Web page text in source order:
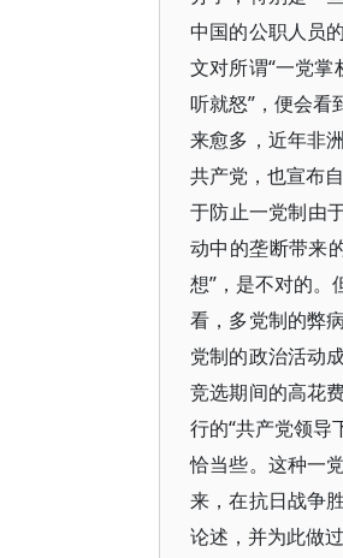
中国的公职人员
文对所谓“一党掌
听就怒”，便会看
来愈多，近年非
共产党，也宣布
于防止一党制由
动中的垄断带来
想”，是不对的
看，多党制的弊
党制的政治活动
竞选期间的高花
行的“共产党领导
恰当些。这种一
来，在抗日战争
论述，并为此做